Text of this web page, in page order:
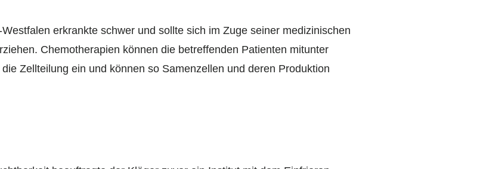
erkrankte schwer und sollte sich im Zuge seiner medizinischen
Chemotherapien können die betreffenden Patienten mitunter
Zellteilung ein und können so Samenzellen und deren Produktion